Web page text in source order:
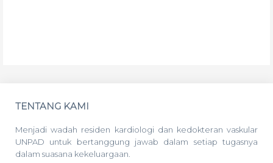
TENTANG KAMI
Menjadi wadah residen kardiologi dan kedokteran vaskular
UNPAD untuk bertanggung jawab dalam setiap tugasnya
dalam suasana kekeluargaan.